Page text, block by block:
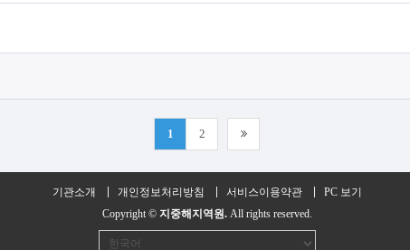
1 2
기관소개 개인정보처리방침 서비스이용약관
PC 보기
Copyright © 지중해지역원. All rights reserved.